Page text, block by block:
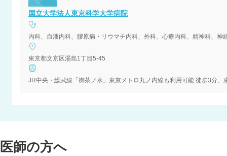
国立大学法人東京科学大学病院
東京都文京区湯島1丁目5-45
医師の方へ